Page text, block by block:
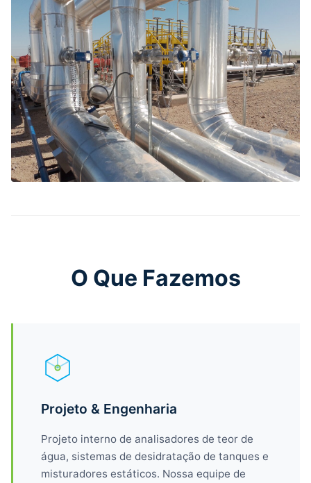
O Que Fazemos
Projeto & Engenharia
Projeto interno de analisadores de teor de
água, sistemas de desidratação de tanques e
misturadores estáticos. Nossa equipe de